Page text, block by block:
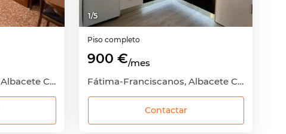
Fátima-Franciscanos, Albacete Capital, Albacete
1/5
Piso completo
900 €/mes
Fátima-Franciscanos, Albacete Capital, Albacete
Contactar